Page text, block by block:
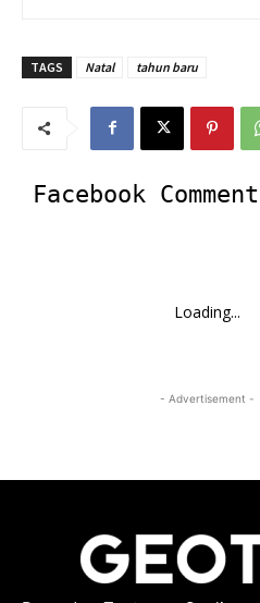
TAGS Natal tahun baru
Facebook Comment
Loading...
- Advertisement -